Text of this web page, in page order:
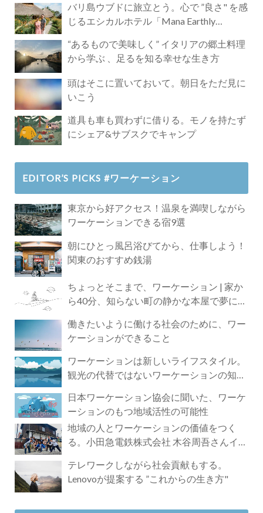
バリ島ウブドに旅立とう。心で ”良さ" を感
じるエシカルホテル「Mana Earthly
“あるもので美味しく” イタリアの郷土料理
から学ぶ 、足るを知る幸せな生き方
頭はそこに置いておいて。朝日をただ見に
いこう
道具も車も買わずに借りる。モノを持たず
にシェア&サブスクでキャンプ
EDITOR’S PICKS #ワーケーション
東京から好アクセス！温泉を満喫しながら
ワーケーションできる宿9選
朝にひとっ風呂浴びてから、仕事しよう！
関東のおすすめ銭湯
ちょっとそこまで、ワーケーション | 家か
ら40分、知らない町の静かな本屋で夢に近
働きたいように働ける社会のために、ワー
ケーションができること
ワーケーションは新しいライフスタイル。
観光の代替ではないワーケーションの知ら
日本ワーケーション協会に聞いた、ワーケ
ーションのもつ地域活性の可能性
地域の人とワーケーションの価値をつく
る。小田急電鉄株式会社 木谷周吾さんイン
テレワークしながら社会貢献もする。
Lenovoが提案する ”これからの生き方"